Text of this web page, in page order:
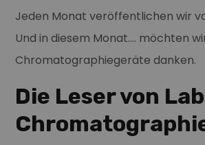
Jeden Monat veröffentlichen wir
Und in diesem Monat.... möchten
Chromatographiegeräte danken.
Die Leser von